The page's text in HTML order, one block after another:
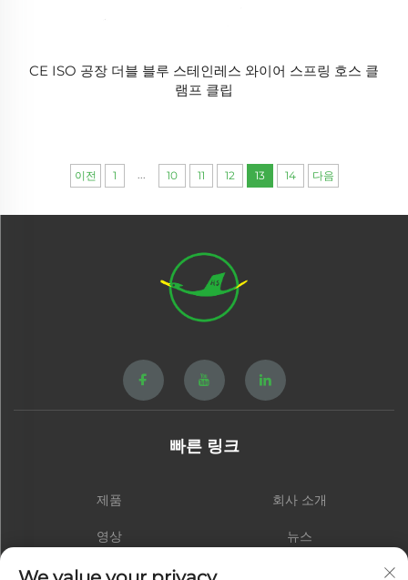
CE ISO 공장 더블 블루 스테인레스 와이어 스프링 호스 클
램프 클립
이전 1 10 11 12 13 14 다음
빠른 링크
제품 회사 소개
영상 뉴스
연락처